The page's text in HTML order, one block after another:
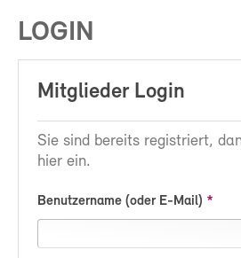
LOGIN
Mitglieder Login
Sie sind bereits registriert,
hier ein.
Benutzername (oder E-Mail)